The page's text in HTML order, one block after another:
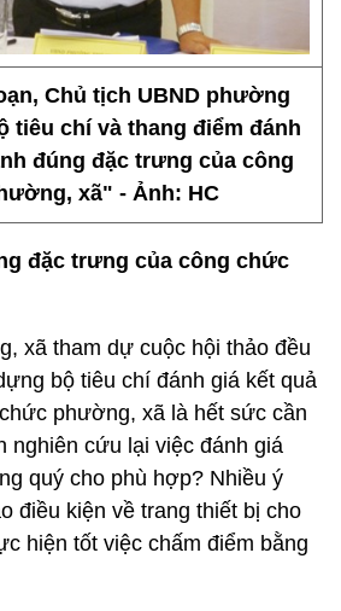
Chủ tịch UBND phường
tiêu chí và thang điểm đánh
đúng đặc trưng của công
xã" - Ảnh: HC
đặc trưng của công chức
xã tham dự cuộc hội thảo đều
bộ tiêu chí đánh giá kết quả
phường, xã là hết sức cần
nghiên cứu lại việc đánh giá
quý cho phù hợp? Nhiều ý
điều kiện về trang thiết bị cho
hiện tốt việc chấm điểm bằng